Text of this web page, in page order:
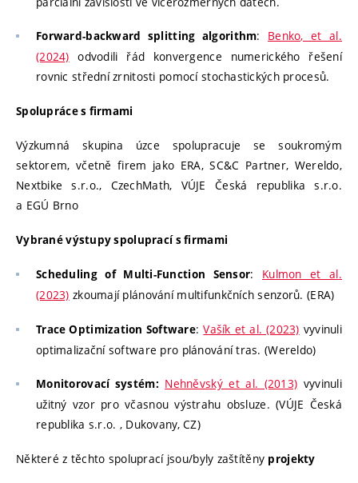
Forward-backward splitting algorithm: Benko, et al.
(2024) odvodili řád konvergence numerického řešení
rovnic střední zrnitosti pomocí stochastických procesů.
Spolupráce s firmami
Výzkumná skupina úzce spolupracuje se soukromým
sektorem, včetně firem jako ERA, SC&C Partner, Wereldo,
Nextbike s.r.o., CzechMath, VÚJE Česká republika s.r.o.
a EGÚ Brno
Vybrané výstupy spoluprací s firmami
Scheduling of Multi-Function Sensor: Kulmon et al.
(2023) zkoumají plánování multifunkčních senzorů. (ERA)
Trace Optimization Software:Vašík et al. (2023) vyvinuli
optimalizační software pro plánování tras. (Wereldo)
Monitorovací systém: Nehněvský et al. (2013) vyvinuli
užitný vzor pro včasnou výstrahu obsluze. (VÚJE Česká
republika s.r.o. , Dukovany, CZ)
Některé z těchto spoluprací jsou/byly zaštítěny projekty